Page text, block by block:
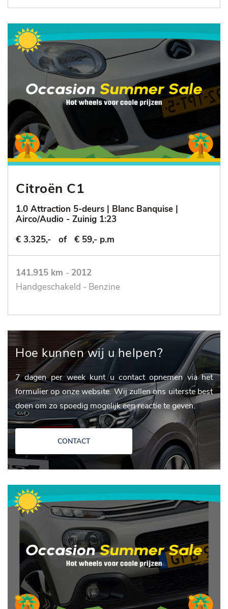
Citroën C1
1.0 Attraction 5-deurs | Blanc Banquise |
Airco/Audio - Zuinig 1:23
€ 3.325,-
of € 59,- p.m
141.915 km - 2012
Handgeschakeld - Benzine
Hoe kunnen wij u helpen?
7 dagen per week kunt u contact opnemen via het
formulier op onze website. Wij zullen ons uiterste best
doen om zo spoedig mogelijk een reactie te geven.
CONTACT